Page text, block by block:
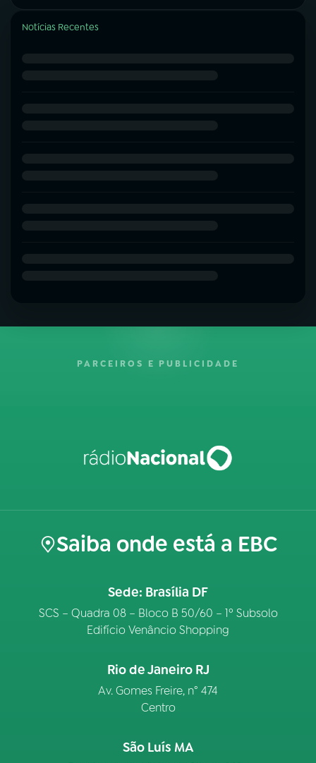
Notícias Recentes
PARCEIROS E PUBLICIDADE
Saiba onde está a EBC
Sede: Brasília DF
SCS – Quadra 08 – Bloco B 50/60 – 1º Subsolo
Edifício Venâncio Shopping
Rio de Janeiro RJ
Av. Gomes Freire, n° 474
Centro
São Luís MA